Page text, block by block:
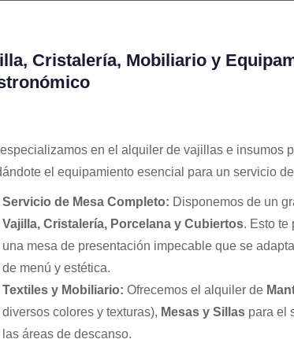
Cristalería, Mobiliario y
en el alquiler de vajillas e insumos
el equipamiento esencial para un servicio
Servicio de Mesa Completo: Disponemos de un
Vajilla, Cristalería, Porcelana y Cubiertos. Esto te
una mesa de presentación impecable que se
de menú y estética.
Textiles y Mobiliario: Ofrecemos el alquiler de
diversos colores y texturas), Mesas y Sillaspara el
las áreas de descanso.